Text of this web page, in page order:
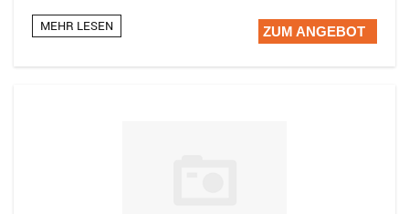
MEHR LESEN ZUM ANGEBOT